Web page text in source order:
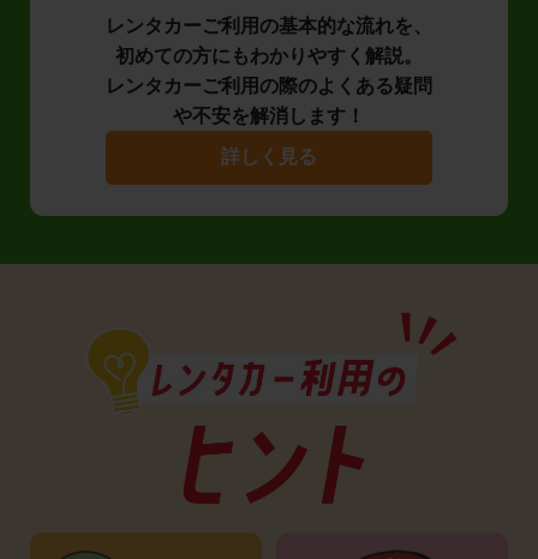
レンタカーご利用の基本的な流れを、
初めての方にもわかりやすく解説。
レンタカーご利用の際のよくある疑問
や不安を解消します！
詳しく見る